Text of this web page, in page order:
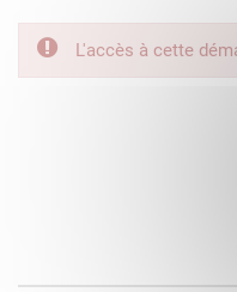
L'accès à cette